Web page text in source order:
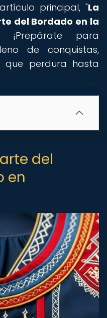
principal, "La
del Bordado en la
¡Prepárate para
de conquistas,
perdura hasta
del
en